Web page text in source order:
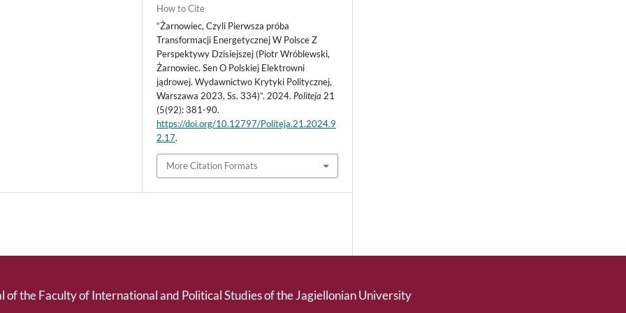
How to Cite
“Żarnowiec, Czyli Pierwsza próba
Transformacji Energetycznej W Polsce Z
Perspektywy Dzisiejszej (Piotr Wróblewski,
Żarnowiec. Sen O Polskiej Elektrowni
jądrowej. Wydawnictwo Krytyki Politycznej,
Warszawa 2023, Ss. 334)”. 2024. Politeja 21
(5(92): 381-90.
https://doi.org/10.12797/Politeja.21.2024.9
2.17.
More Citation Formats
of the Faculty of International and Political Studies of the Jagiellonian University